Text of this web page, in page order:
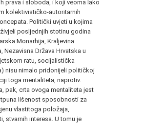
prava i sloboda, i koji veoma lako
kolektivističko-autoritarnih
Politički uvjeti u kojima
posljednjih stotinu godina
Monarhija, Kraljevina
Nezavisna Država Hrvatska u
ratu, socijalistička
nisu nimalo pridonijeli političkoj
toga mentaliteta, naprotiv.
pak, crta ovoga mentaliteta jest
lišenost sposobnosti za
vlastitoga položaja,
stvarnih interesa. U tomu je